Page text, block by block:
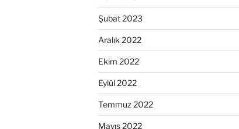
Şubat 2023
Aralık 2022
Ekim 2022
Eylül 2022
Temmuz 2022
Mayıs 2022